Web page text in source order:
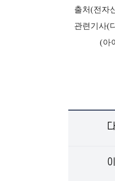
출처(전자
관련기사(
(아이